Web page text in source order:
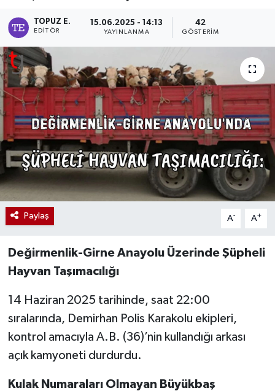
TOPUZ E.
EDITÖR
15.06.2025 - 14:13
YAYINLANMA
42
GÖSTERIM
Paylaş A- A+
Değirmenlik-Girne Anayolu Üzerinde Şüpheli
Hayvan Taşımacılığı
14 Haziran 2025 tarihinde, saat 22:00
sıralarında, Demirhan Polis Karakolu ekipleri,
kontrol amacıyla A.B. (36)’nin kullandığı arkası
açık kamyoneti durdurdu.
Kulak Numaraları Olmayan Büyükbaş